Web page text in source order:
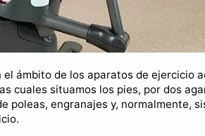
ámbito de los aparatos de ejercicio
cuales situamos los pies, por dos
poleas, engranajes y, normalmente,